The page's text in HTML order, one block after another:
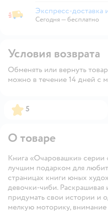
Экспресс-доставка из магазина
Экспресс-доставка
Сегодня—бесплатно
Условия возврата
Обменять или вернуть
можно в течение 14 дней с
Рейтинг:
5
О товаре
Книга «Очаровашки» серии
лучшим подарком для
страницах книги юных
девочки-чиби. Раскрашивая
придумать свои истории и
мелкую моторику,